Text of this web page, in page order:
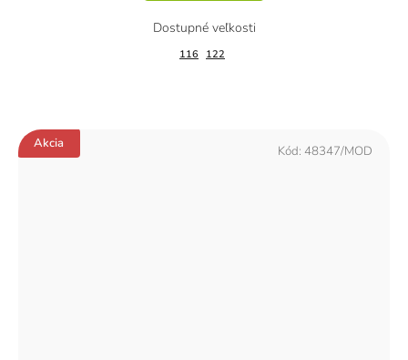
116 122
Akcia Kód: 48347/MOD